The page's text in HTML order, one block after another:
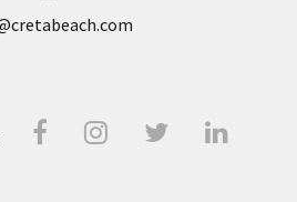
FacebookInstragram
Twitter